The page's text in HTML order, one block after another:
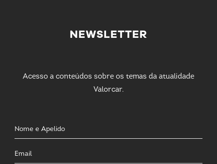
NEWSLETTER
Acesso a conteúdos sobre os temas da atualidade
Valorcar.